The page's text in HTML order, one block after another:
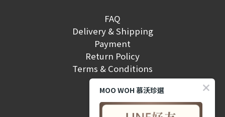
FAQ
Delivery & Shipping
Payment
Return Policy
Terms & Conditions
Contact
MOO WOH 慕沃珍選